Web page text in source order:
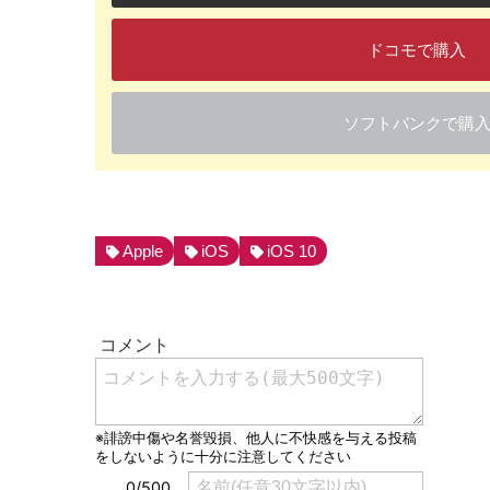
ドコモで購入
ソフトバンクで購入
Apple iOS iOS 10